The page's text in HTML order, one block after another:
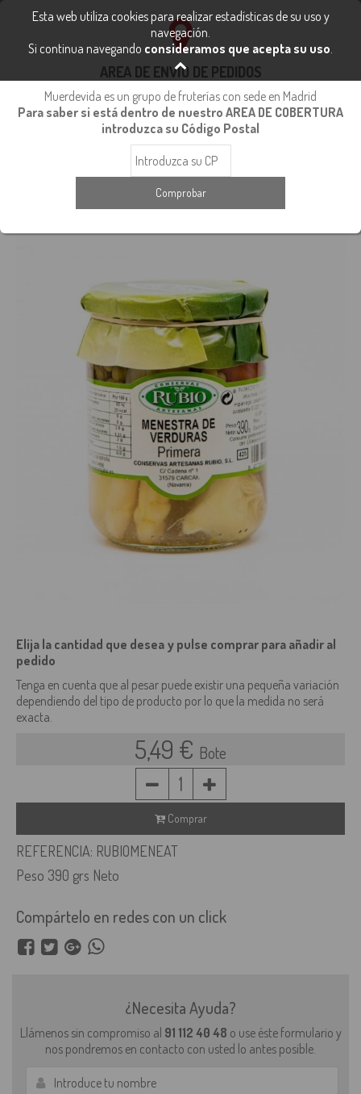
FRUTA Y VERDURA FRESCA
91 112 40 48
info@fruteriasmuerdevida.com
Inicio Conservas Conservas de Verduras
Rubio Menestra natural
Elija la cantidad que desea y pulse comprar para añadir al
pedido
Tenga en cuenta que al pesar puede existir una pequeña variación
dependiendo del tipo de producto por lo que la medida no será
exacta.
5,49 € Bote
1
Comprar
REFERENCIA: RUBIOMENEAT
Peso 390 grs Neto
Compártelo en redes con un click
¿Necesita Ayuda?
Llámenos sin compromiso al 91 112 40 48 o use éste formulario y
nos pondremos en contacto con usted lo antes posible.
Esta web utiliza cookies para realizar estadísticas de su uso y
navegación.
Si continua navegando consideramos que acepta su uso.
AREA DE ENVÍO DE PEDIDOS
Muerdevida es un grupo de fruterías con sede en Madrid
Para saber si está dentro de nuestro AREA DE COBERTURA
introduzca su Código Postal